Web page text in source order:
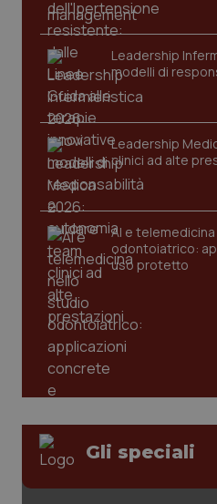
Leadership
modelli di
Leadership
clinici ad alte
AI e
odontoiatrico:
uso protetto
Gli speciali
CookieScriptConsent
tracking-sites-ironfish-
tracking-enable
session-id